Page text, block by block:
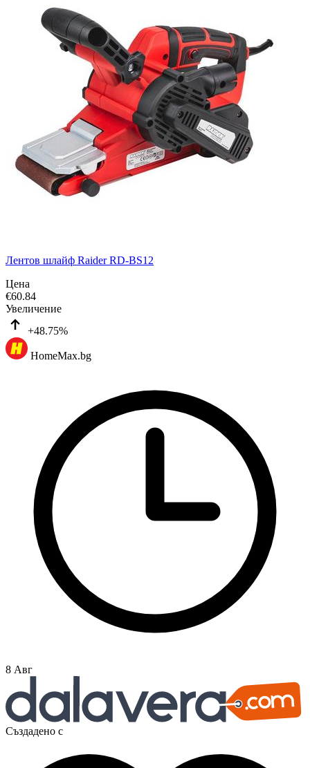
Лентов шлайф Raider RD-BS12
Цена
€60.84
Увеличение
+48.75%
HomeMax.bg
8 Авг
Създадено с